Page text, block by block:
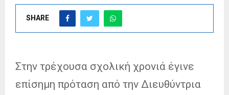
SHARE
Στην τρέχουσα σχολική χρονιά έγινε
επίσημη πρόταση από την Διευθύντρια